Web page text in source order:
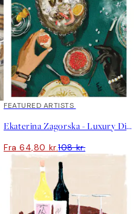
40%*
FEATURED ARTISTS
Ekaterina Zagorska - Luxury Dinner Plakat
Fra 64,80 kr.108 kr.